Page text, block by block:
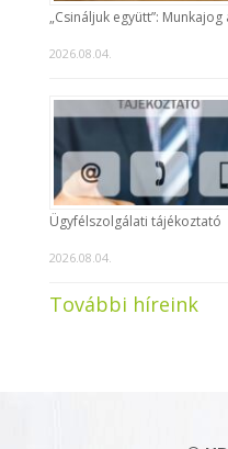
„Csináljuk együtt”:
2026.08.04.
Ügyfélszolgálati tájékoztató
2026.08.04.
További híreink